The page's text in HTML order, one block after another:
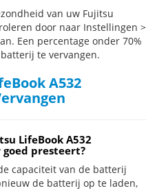
van uw Fujitsu
door naar Instellingen >
Een percentage onder 70%
te vervangen.
A532
LifeBook A532
presteert?
capaciteit van de batterij
de batterij op te laden,